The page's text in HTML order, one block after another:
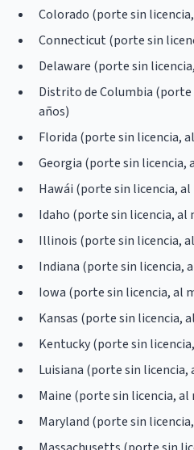
Colorado (porte sin
Connecticut (porte sin
Delaware (porte sin
Distrito de Columbia (porte
años)
Florida (porte sin licencia,
Georgia (porte sin licencia,
Hawái (porte sin licencia, al
Idaho (porte sin licencia, al
Illinois (porte sin licencia,
Indiana (porte sin licencia,
Iowa (porte sin licencia, al
Kansas (porte sin licencia,
Kentucky (porte sin
Luisiana (porte sin licencia,
Maine (porte sin licencia, al
Maryland (porte sin